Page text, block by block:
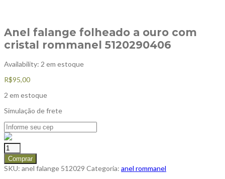
Anel falange folheado a ouro com
cristal rommanel 5120290406
Availability: 2 em estoque
R$95,00
2 em estoque
Simulação de frete
Comprar
SKU: anel falange 512029 Categoria: anel rommanel